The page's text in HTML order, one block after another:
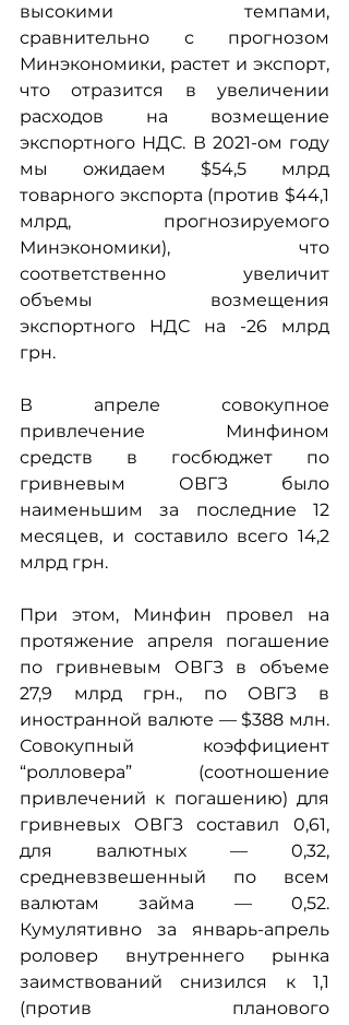
высокими темпами,
сравнительно с прогнозом
Минэкономики, растет и экспорт,
что отразится в увеличении
расходов на возмещение
экспортного НДС. В 2021-ом году
мы ожидаем $54,5 млрд
товарного экспорта (против $44,1
млрд, прогнозируемого
Минэкономики), что
соответственно увеличит
объемы возмещения
экспортного НДС на -26 млрд
грн.
В апреле совокупное
привлечение Минфином
средств в госбюджет по
гривневым ОВГЗ было
наименьшим за последние 12
месяцев, и составило всего 14,2
млрд грн.
При этом, Минфин провел на
протяжение апреля погашение
по гривневым ОВГЗ в объеме
27,9 млрд грн., по ОВГЗ в
иностранной валюте — $388 млн.
Совокупный коэффициент
“ролловера” (соотношение
привлечений к погашению) для
гривневых ОВГЗ составил 0,61,
для валютных — 0,32,
средневзвешенный по всем
валютам займа — 0,52.
Кумулятивно за январь-апрель
роловер внутреннего рынка
заимствований снизился к 1,1
(против планового